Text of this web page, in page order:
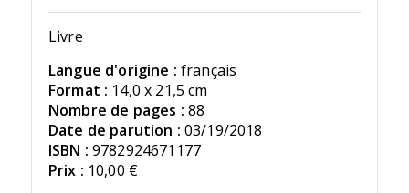
Livre
Langue d'origine : français
Format : 14,0 x 21,5 cm
Nombre de pages : 88
Date de parution : 03/19/2018
ISBN : 9782924671177
Prix : 10,00 €